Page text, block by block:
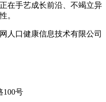
在手艺成长前沿、不竭立异
。
人口健康信息技术有限公司
100号